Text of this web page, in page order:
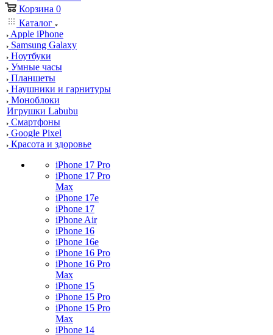
Корзина 0
Каталог
Apple iPhone
Samsung Galaxy
Ноутбуки
Умные часы
Планшеты
Наушники и гарнитуры
Моноблоки
Игрушки Labubu
Смартфоны
Google Pixel
Красота и здоровье
iPhone 17 Pro
iPhone 17 Pro
Max
iPhone 17e
iPhone 17
iPhone Air
iPhone 16
iPhone 16e
iPhone 16 Pro
iPhone 16 Pro
Max
iPhone 15
iPhone 15 Pro
iPhone 15 Pro
Max
iPhone 14